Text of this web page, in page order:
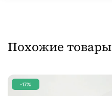
Похожие товары
-17%